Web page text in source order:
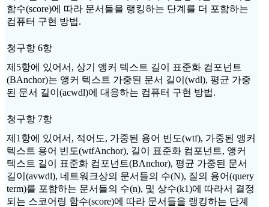
함수(score)에 따라 문서들을 랭킹하는 단계를 더 포함하는
컴퓨터 구현 방법.
청구항 6항
제5항에 있어서, 상기 앵커 텍스트 길이 표준화 컴포넌트
(BAnchor)는 앵커 텍스트 가중된 문서 길이(wdl), 평균 가중
된 문서 길이(acwdl)에 대응하는 컴퓨터 구현 방법.
청구항 7항
제1항에 있어서, 적어도, 가중된 용어 빈도(wtf), 가중된 앵커
텍스트 용어 빈도(wtfAnchor), 길이 표준화 컴포넌트, 앵커
텍스트 길이 표준화 컴포넌트(BAnchor), 평균 가중된 문서
길이(avwdl), 네트워크상의 문서들의 수(N), 질의 용어(query
term)를 포함하는 문서들의 수(n), 및 상수(k1)에 따라서 결정
되는 스코어링 함수(score)에 따라 문서들을 랭킹하는 단계